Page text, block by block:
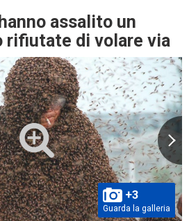
assalito un
rifiutate di volare via
+3
Guarda la galleria